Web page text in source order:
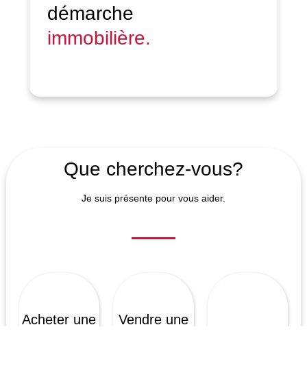
démarche
immobilière.
Que cherchez-vous?
Je suis présente pour vous aider.
Acheter une
Vendre une